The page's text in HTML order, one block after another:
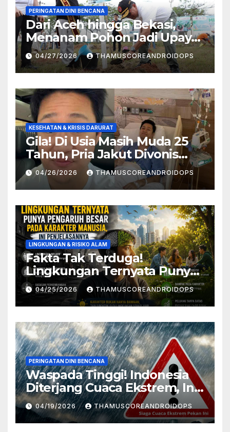
PERINGATAN DINI BENCANA
Dari Aceh hingga Bekasi,
Menanam Pohon Jadi Upaya
Redam Bencana Alam
04/27/2026 THAMUSCOREANDROIDOPS
KESEHATAN & KRISIS DARURAT
Gila! Di Usia Masih Muda 25
Tahun, Pria Jakut Divonis
Kanker Limfoma, Ini Dugaan
Penyebabnya
04/26/2026 THAMUSCOREANDROIDOPS
LINGKUNGAN & RISIKO ALAM
Fakta Tak Terduga!
Lingkungan Ternyata Punya
Pengaruh Besar Pada
Karakter Manusia, Ini
Penjelasannya
04/25/2026 THAMUSCOREANDROIDOPS
PERINGATAN DINI BENCANA
Waspada Tinggi! Indonesia
Diterjang Cuaca Ekstrem, Ini
Daftar Daerah Rawan
04/19/2026 THAMUSCOREANDROIDOPS